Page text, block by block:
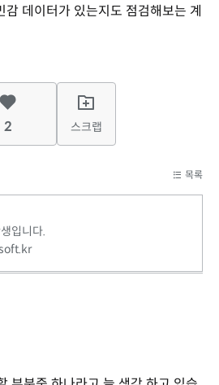
데이터가 있는지도 점검해보는 계
2 스크랩
목록
입니다.